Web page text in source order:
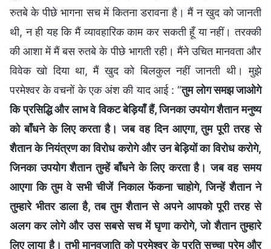
रुतबे के पीछे भागना सच में कितना डरावना है। मैं न खुद को जानती
थी, न ही यह कि मैं व्यावहारिक काम कर सकती हूँ या नहीं। तरक्की
की आशा में मैं बस रुतबे के पीछे भागती रही। मैंने उचित मानवता और
विवेक खो दिया था, मैं खुद को बिलकुल नहीं जानती थी। मुझे
परमेश्वर के वचनों के एक अंश की याद आई : “तुम लोग समझ जाओगे
कि प्रसिद्धि और लाभ वे विकट बेड़ियाँ हैं, जिनका उपयोग शैतान मनुष्य
को बाँधने के लिए करता है। जब वह दिन आएगा, तुम पूरी तरह से
शैतान के नियंत्रण का विरोध करोगे और उन बेड़ियों का विरोध करोगे,
जिनका उपयोग शैतान तुम्हें बाँधने के लिए करता है। जब वह समय
आएगा कि तुम वे सभी चीजें निकाल फेंकना चाहोगे, जिन्हें शैतान ने
तुम्हारे भीतर डाला है, तब तुम शैतान से अपने आपको पूरी तरह से
अलग कर लोगे और उस सबसे सच में घृणा करोगे, जो शैतान तुम्हारे
लिए लाया है। तभी मानवजाति को परमेश्वर के प्रति सच्चा प्रेम और